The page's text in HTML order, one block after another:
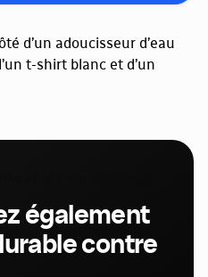
également
contre